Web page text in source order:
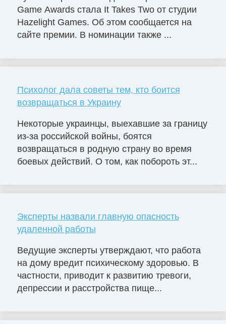
Game Awards стала It Takes Two от студии
Hazelight Games. Об этом сообщается на
сайте премии. В номинации также ...
Психолог дала советы тем, кто боится
возвращаться в Украину
Некоторые украинцы, выехавшие за границу
из-за российской войны, боятся
возвращаться в родную страну во время
боевых действий. О том, как побороть эт...
Эксперты назвали главную опасность
удаленной работы
Ведущие эксперты утверждают, что работа
на дому вредит психическому здоровью. В
частности, приводит к развитию тревоги,
депрессии и расстройства пище...